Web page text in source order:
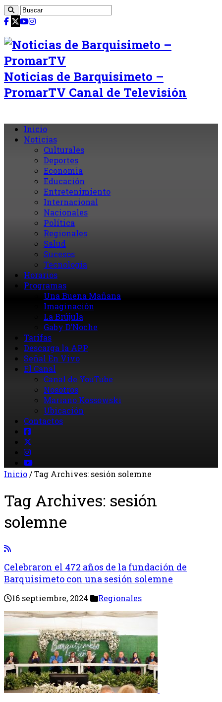
Noticias de Barquisimeto –
PromarTV Canal de Televisión
Inicio
Noticias
Culturales
Deportes
Economia
Educación
Entretenimiento
Internacional
Nacionales
Política
Regionales
Salud
Sucesos
Tecnología
Horarios
Programas
Una Buena Mañana
Imaginación
La Brújula
Gaby D’Noche
Tarifas
Descarga la APP
Señal En Vivo
El Canal
Canal de YouTube
Nosotros
Mariano Kossowski
Ubicación
Contactos
Inicio/Tag Archives: sesión solemne
Tag Archives: sesión
solemne
Celebraron el 472 años de la fundación de
Barquisimeto con una sesión solemne
16 septiembre, 2024 Regionales